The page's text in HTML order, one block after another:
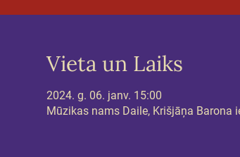
Vieta un Laiks
2024. g. 06. janv. 15:00
Mūzikas nams Daile, Krišjāņa Barona